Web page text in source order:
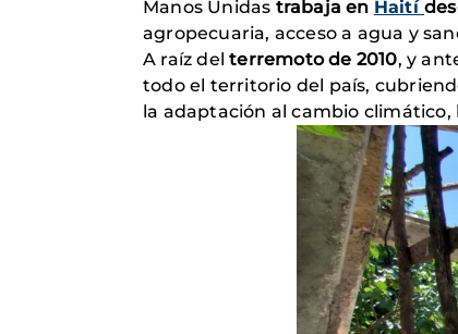
Manos Unidas trabaja en Haití
agropecuaria, acceso a agua y
A raíz delterremoto de 2010, y
todo el territorio del país,
la adaptación al cambio